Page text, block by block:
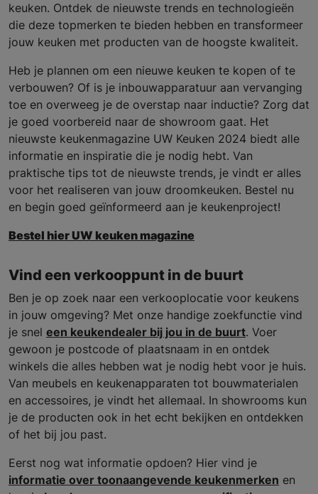
keuken. Ontdek de nieuwste trends en technologieën
die deze topmerken te bieden hebben en transformeer
jouw keuken met producten van de hoogste kwaliteit.
Heb je plannen om een nieuwe keuken te kopen of te
verbouwen? Of is je inbouwapparatuur aan vervanging
toe en overweeg je de overstap naar inductie? Zorg dat
je goed voorbereid naar de showroom gaat. Het
nieuwste keukenmagazine UW Keuken 2024 biedt alle
informatie en inspiratie die je nodig hebt. Van
praktische tips tot de nieuwste trends, je vindt er alles
voor het realiseren van jouw droomkeuken. Bestel nu
en begin goed geïnformeerd aan je keukenproject!
Bestel hier UW keuken magazine
Vind een verkooppunt in de buurt
Ben je op zoek naar een verkooplocatie voor keukens
in jouw omgeving? Met onze handige zoekfunctie vind
je snel een keukendealer bij jou in de buurt. Voer
gewoon je postcode of plaatsnaam in en ontdek
winkels die alles hebben wat je nodig hebt voor je huis.
Van meubels en keukenapparaten tot bouwmaterialen
en accessoires, je vindt het allemaal. In showrooms kun
je de producten ook in het echt bekijken en ontdekken
of het bij jou past.
Eerst nog wat informatie opdoen? Hier vind je
informatie over toonaangevende keukenmerken en